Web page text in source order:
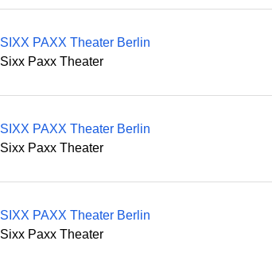
SIXX PAXX Theater Berlin
Sixx Paxx Theater
SIXX PAXX Theater Berlin
Sixx Paxx Theater
SIXX PAXX Theater Berlin
Sixx Paxx Theater